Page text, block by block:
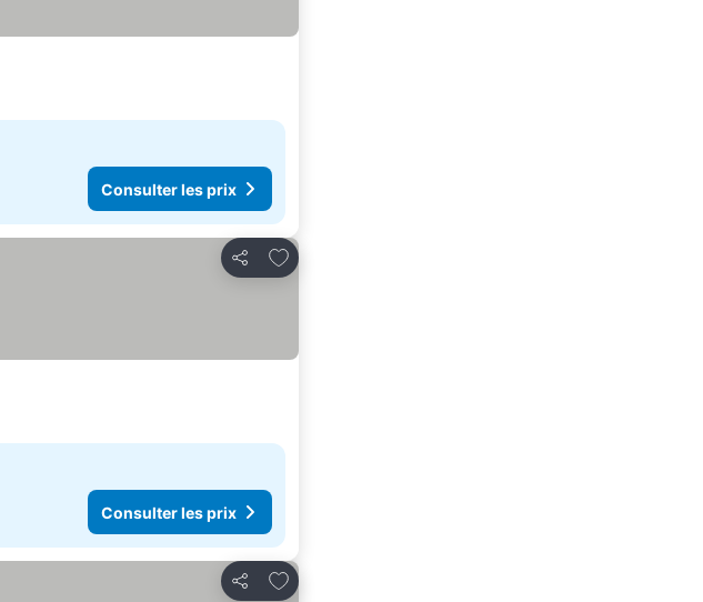
Consulter les prix
Partager
Ajouter à mes favoris
Consulter les prix
Partager
Ajouter à mes favoris